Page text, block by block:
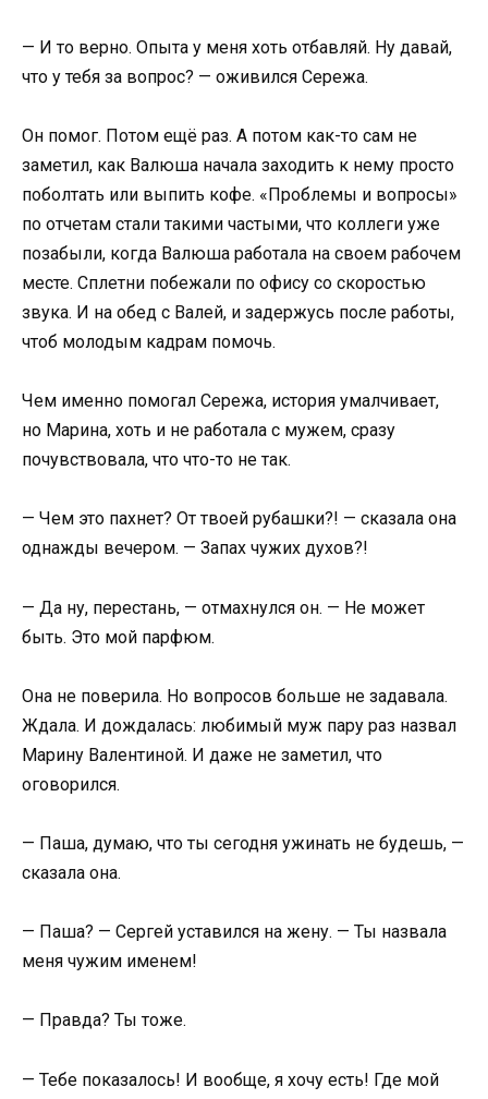
— И то верно. Опыта у меня хоть отбавляй. Ну давай,
что у тебя за вопрос? — оживился Сережа.
Он помог. Потом ещё раз. А потом как-то сам не
заметил, как Валюша начала заходить к нему просто
поболтать или выпить кофе. «Проблемы и вопросы»
по отчетам стали такими частыми, что коллеги уже
позабыли, когда Валюша работала на своем рабочем
месте. Сплетни побежали по офису со скоростью
звука. И на обед с Валей, и задержусь после работы,
чтоб молодым кадрам помочь.
Чем именно помогал Сережа, история умалчивает,
но Марина, хоть и не работала с мужем, сразу
почувствовала, что что-то не так.
— Чем это пахнет? От твоей рубашки?! — сказала она
однажды вечером. — Запах чужих духов?!
— Да ну, перестань, — отмахнулся он. — Не может
быть. Это мой парфюм.
Она не поверила. Но вопросов больше не задавала.
Ждала. И дождалась: любимый муж пару раз назвал
Марину Валентиной. И даже не заметил, что
оговорился.
— Паша, думаю, что ты сегодня ужинать не будешь, —
сказала она.
— Паша? — Сергей уставился на жену. — Ты назвала
меня чужим именем!
— Правда? Ты тоже.
— Тебе показалось! И вообще, я хочу есть! Где мой